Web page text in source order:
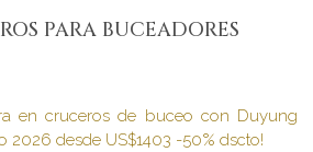
PARA BUCEADORES
en cruceros de buceo con Duyung
2026 desde US$1403 -50% dscto!